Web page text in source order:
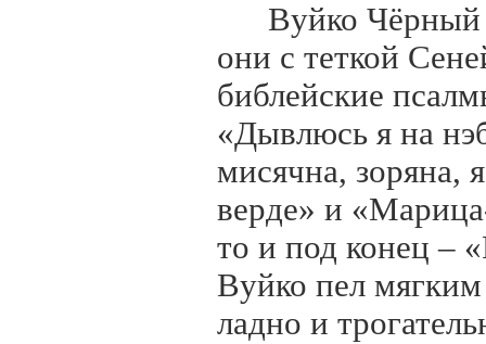
Вуйко Чёрный
они с теткой
библейские
«Дывлюсь я на
мисячна, зоряна,
верде» и
то и под конец –
Вуйко пел мягким
ладно и